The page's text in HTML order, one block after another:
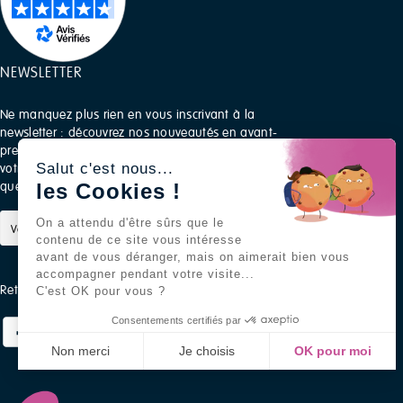
NEWSLETTER
Ne manquez plus rien en vous inscrivant à la
newsletter : découvrez nos nouveautés en avant-
première, recevez des conseils pratiques pour
votre quotidien et profitez d’offres exclusives rien
que pour vous.
S’ABONNER
Retrouvez-nous sur les réseaux sociaux
Salut c'est nous...
les Cookies !
On a attendu d'être sûrs que le
contenu de ce site vous intéresse
avant de vous déranger, mais on aimerait bien vous
accompagner pendant votre visite...
C'est OK pour vous ?
Consentements certifiés par
Non merci Je choisis
OK pour moi